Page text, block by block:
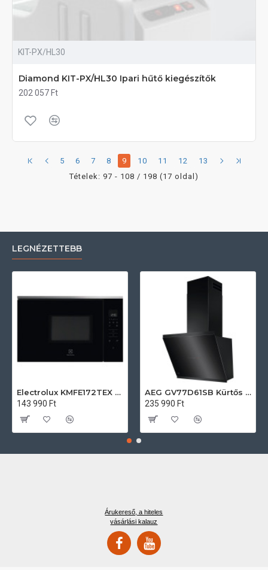
KIT-PX/HL30
Diamond KIT-PX/HL30 Ipari hűtő kiegészítők
202 057 Ft
5 6 7 8 9 10 11 12
13
Tételek: 97 - 108 / 198 (17 oldal)
LEGNÉZETTEBB
Electrolux KMFE172TEX Felsőszekrénybe építhető mikrohullámú sütő
143 990 Ft
AEG GV77D61SB Kürtős páraelszívó
235 990 Ft
Árukereső, a hiteles
vásárlási kalauz